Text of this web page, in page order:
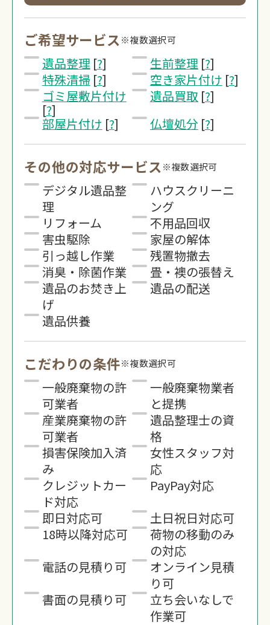
ご希望サービス※複数選択可
遺品整理 [?] 生前整理 [?]
特殊清掃 [?] 空き家片付け [?]
ゴミ屋敷片付け
[?]
遺品買取 [?]
部屋片付け [?] 仏壇処分 [?]
その他の対応サービス※複数選択可
デジタル遺品整
理
ハウスクリーニ
ング
リフォーム
不用品回収
害虫駆除
家屋の解体
引っ越し作業
残置物撤去
消臭・除菌作業
畳・襖の張替え
遺品のお焚き上
げ
遺品の配送
遺品供養
こだわりの条件※複数選択可
一般廃棄物の許
可業者
一般廃棄物業者
と提携
産業廃棄物の許
可業者
遺品整理士の資
格
損害保険加入済
み
女性スタッフ対
応
クレジットカー
ド対応
PayPay対応
即日対応可
土日祝日対応可
18時以降対応可
荷物の移動のみ
の対応
電話の見積り可
オンライン見積
り可
書面の見積り可
立ち会いなしで
作業可